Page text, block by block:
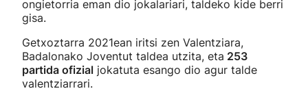
ongietorria eman dio jokalariari, taldeko kide berri
gisa.
Getxoztarra 2021ean iritsi zen Valentziara,
Badalonako Joventut taldea utzita, eta 253
partida ofizial jokatuta esango dio agur talde
valentziarrari.